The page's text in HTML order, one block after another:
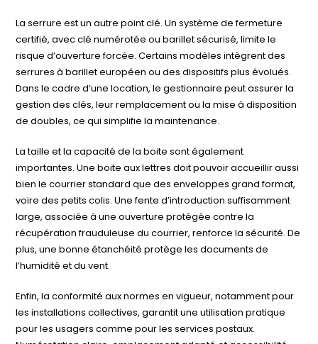
La serrure est un autre point clé. Un système de fermeture
certifié, avec clé numérotée ou barillet sécurisé, limite le
risque d’ouverture forcée. Certains modèles intègrent des
serrures à barillet européen ou des dispositifs plus évolués.
Dans le cadre d’une location, le gestionnaire peut assurer la
gestion des clés, leur remplacement ou la mise à disposition
de doubles, ce qui simplifie la maintenance.
La taille et la capacité de la boite sont également
importantes. Une boite aux lettres doit pouvoir accueillir aussi
bien le courrier standard que des enveloppes grand format,
voire des petits colis. Une fente d’introduction suffisamment
large, associée à une ouverture protégée contre la
récupération frauduleuse du courrier, renforce la sécurité. De
plus, une bonne étanchéité protège les documents de
l’humidité et du vent.
Enfin, la conformité aux normes en vigueur, notamment pour
les installations collectives, garantit une utilisation pratique
pour les usagers comme pour les services postaux.